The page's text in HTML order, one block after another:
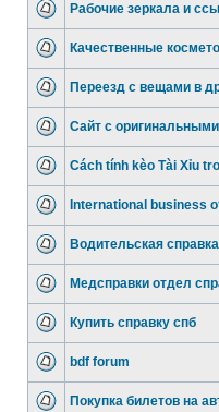
Рабочие зеркала и
Качественные
Переезд с вещами в
Сайт с
Cách tính kèo Tài Xỉu
International business
Водительская
Медсправки отдел
Купить справку спб
bdf forum
Покупка билетов на